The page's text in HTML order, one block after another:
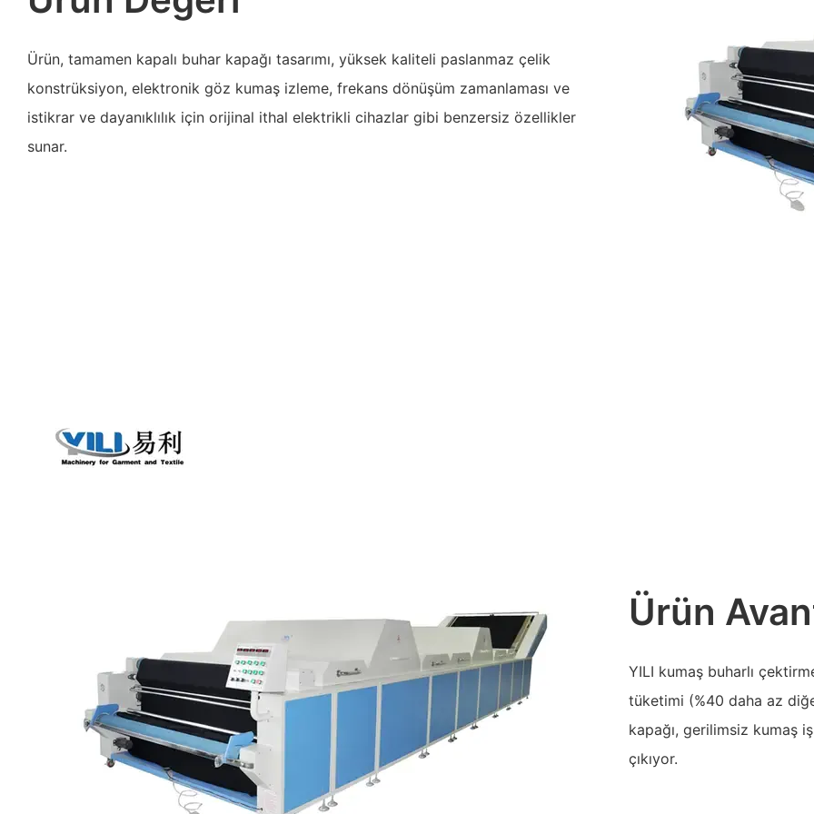
Ürün, tamamen kapalı buhar kapağı tasarımı, yüksek kaliteli paslanmaz çelik
konstrüksiyon, elektronik göz kumaş izleme, frekans dönüşüm zamanlaması ve
istikrar ve dayanıklılık için orijinal ithal elektrikli cihazlar gibi benzersiz özellikler
sunar.
Ürün
YILI kumaş buharlı
tüketimi (%40 daha az
kapağı, gerilimsiz kumaş
çıkıyor.